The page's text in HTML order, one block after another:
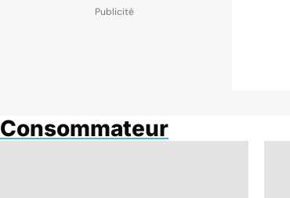
Consommateur